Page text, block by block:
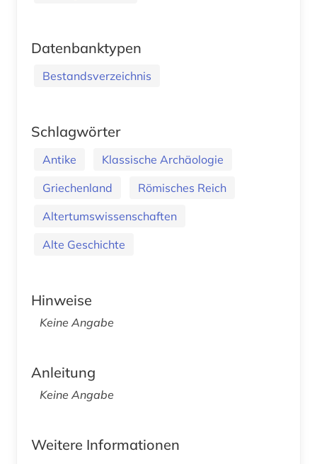
Datenbanktypen
Bestandsverzeichnis
Schlagwörter
Antike
Klassische Archäologie
Griechenland
Römisches Reich
Altertumswissenschaften
Alte Geschichte
Hinweise
Keine Angabe
Anleitung
Keine Angabe
Weitere Informationen